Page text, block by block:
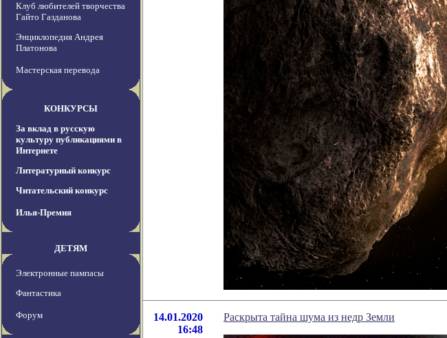
Клуб любителей творчества
Гайто Газданова
Энциклопедия Андрея
Платонова
Мастерская перевода
КОНКУРСЫ
За вклад в русскую
культуру публикациями в
Интернете
Литературный конкурс
Читательский конкурс
Илья-Премия
ДЕТЯМ
Электронные пампасы
Фантастика
Форум
14.01.2020
16:48
Раскрыта тайна шума из недр Земли